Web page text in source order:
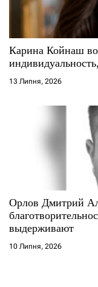
Карина Койнаш
13 Липня, 2026
Орлов Дмитрий
выдерживают
10 Липня, 2026